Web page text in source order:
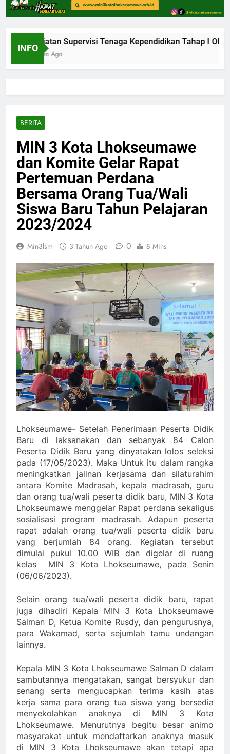
INFO
Kegiatan Supervisi Tenaga Kependidikan Tahap I Oleh
1 Bulan Ago
BERITA
MIN 3 Kota Lhokseumawe
dan Komite Gelar Rapat
Pertemuan Perdana
Bersama Orang Tua/Wali
Siswa Baru Tahun Pelajaran
2023/2024
Min3lsm 3 Tahun Ago 0 8 Mins
Lhokseumawe- Setelah Penerimaan Peserta Didik
Baru di laksanakan dan sebanyak 84 Calon
Peserta Didik Baru yang dinyatakan lolos seleksi
pada (17/05/2023). Maka Untuk itu dalam rangka
meningkatkan jalinan kerjasama dan silaturahim
antara Komite Madrasah, kepala madrasah, guru
dan orang tua/wali peserta didik baru, MIN 3 Kota
Lhokseumawe menggelar Rapat perdana sekaligus
sosialisasi program madrasah. Adapun peserta
rapat adalah orang tua/wali peserta didik baru
yang berjumlah 84 orang. Kegiatan tersebut
dimulai pukul 10.00 WIB dan digelar di ruang
kelas MIN 3 Kota Lhokseumawe, pada Senin
(06/06/2023).
Selain orang tua/wali peserta didik baru, rapat
juga dihadiri Kepala MIN 3 Kota Lhokseumawe
Salman D, Ketua Komite Rusdy, dan pengurusnya,
para Wakamad, serta sejumlah tamu undangan
lainnya.
Kepala MIN 3 Kota Lhokseumawe Salman D dalam
sambutannya mengatakan, sangat bersyukur dan
senang serta mengucapkan terima kasih atas
kerja sama para orang tua siswa yang bersedia
menyekolahkan anaknya di MIN 3 Kota
Lhokseumawe. Menurutnya begitu besar animo
masyarakat untuk mendaftarkan anaknya masuk
di MIN 3 Kota Lhokseumawe akan tetapi apa